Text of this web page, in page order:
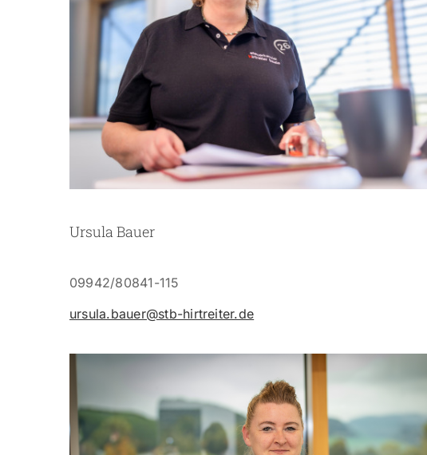
Ursula Bauer
09942/80841-115
ursula.bauer@stb-hirtreiter.de